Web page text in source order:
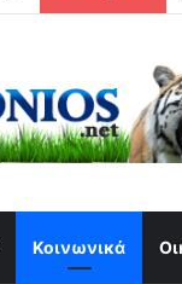
Κοινωνικά